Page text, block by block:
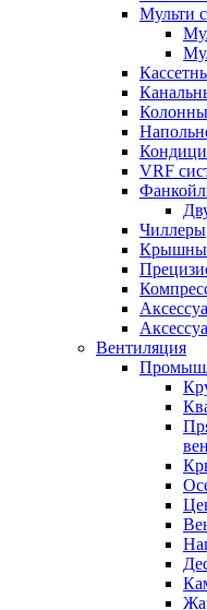
Мульти
VRF
Чиллеры
Вентиляция